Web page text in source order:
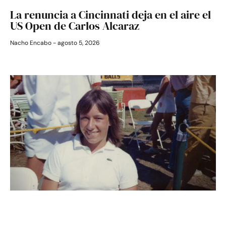
La renuncia a Cincinnati deja en el aire el
US Open de Carlos Alcaraz
Nacho Encabo agosto 5, 2026